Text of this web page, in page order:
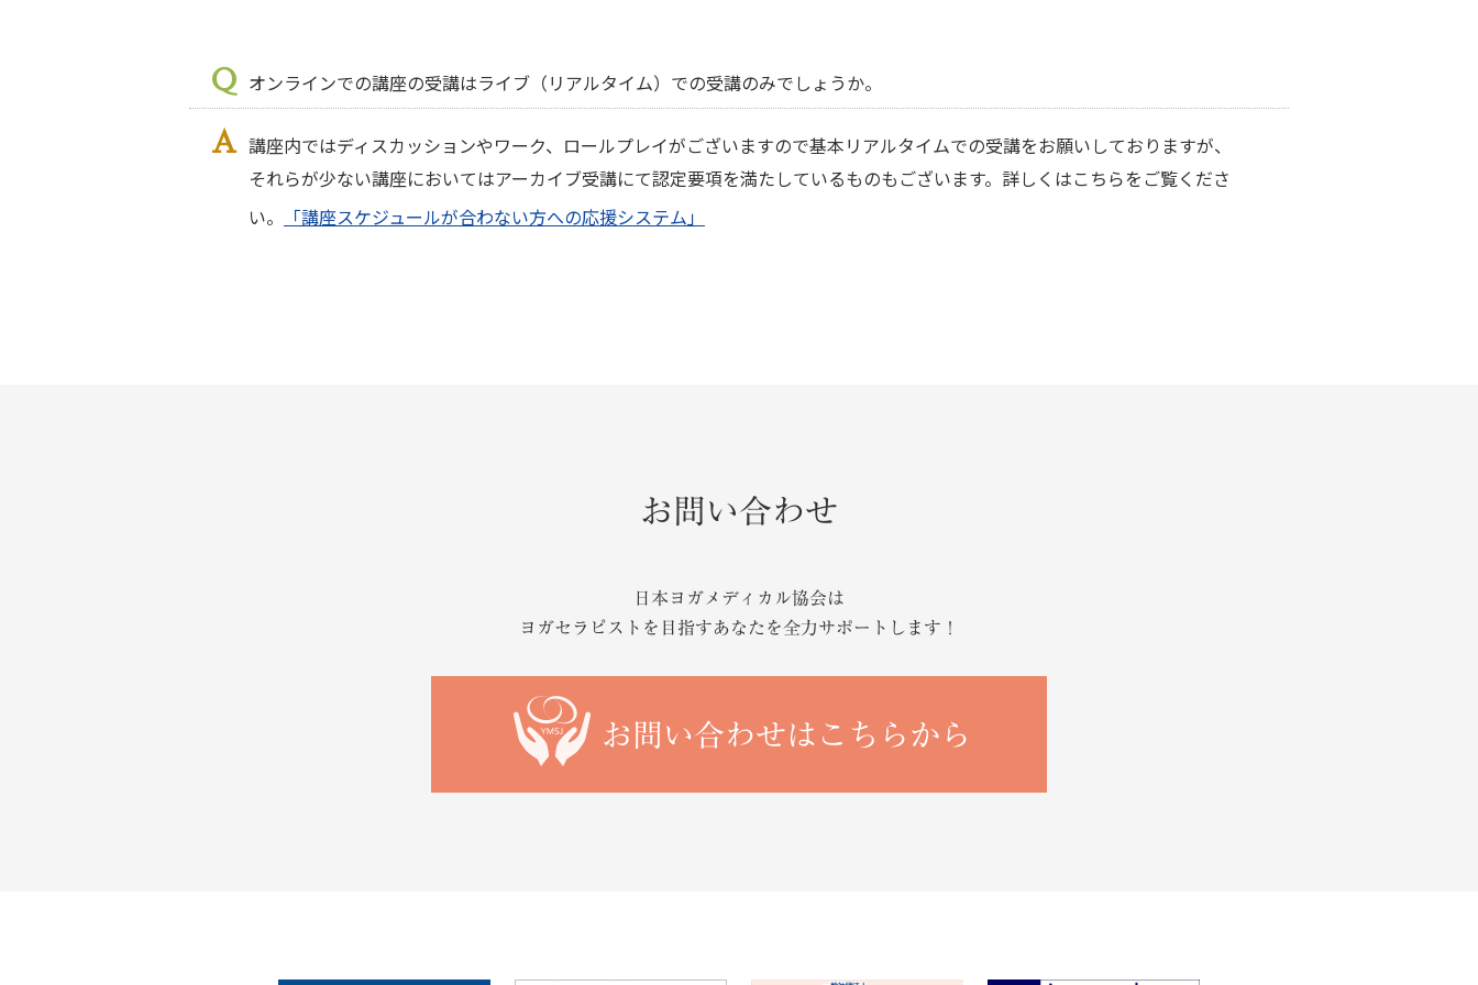
Q オンラインでの講座の受講はライブ（リアルタイム）での受講のみでしょうか。
A 講座内ではディスカッションやワーク、ロールプレイがございますので基本リアルタイムでの受講をお願いしておりますが、
それらが少ない講座においてはアーカイブ受講にて認定要項を満たしているものもございます。詳しくはこちらをご覧くださ
い。
「講座スケジュールが合わない方への応援システム」
お問い合わせ
日本ヨガメディカル協会は
ヨガセラピストを目指すあなたを全力サポートします！
お問い合わせはこちらから